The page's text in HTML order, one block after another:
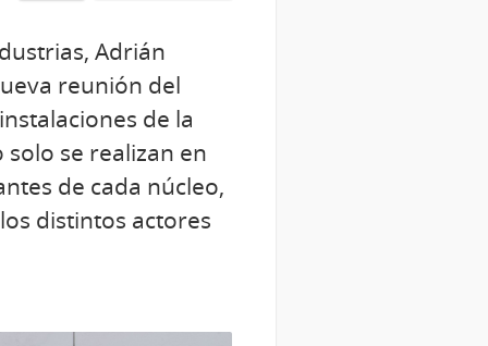
Adrián
reunión del
de la
se realizan en
de cada núcleo,
distintos actores